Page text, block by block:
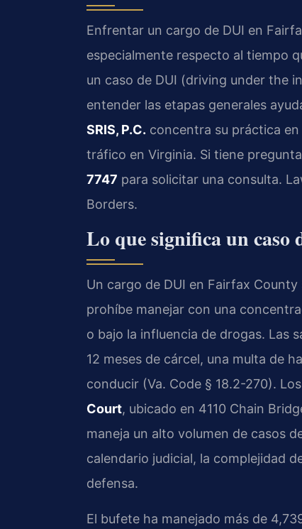
Enfrentar un cargo de DUI en
especialmente respecto al tiempo
un caso de DUI (driving under the
entender las etapas generales
SRIS, P.C. concentra su práctica
tráfico en Virginia. Si tiene
7747 para solicitar una consulta.
Borders.
Lo que significa un
Un cargo de DUI en Fairfax
prohíbe manejar con una
o bajo la influencia de drogas. Las
12 meses de cárcel, una multa de
conducir (Va. Code § 18.2-270).
Court, ubicado en 4110 Chain
maneja un alto volumen de casos
calendario judicial, la complejidad
defensa.
El bufete ha manejado más de